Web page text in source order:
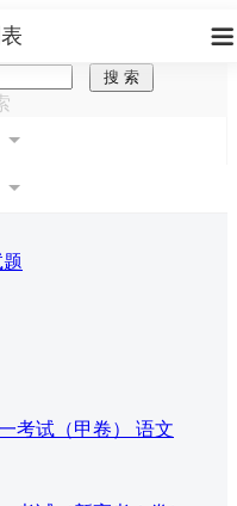

考试（甲卷） 语文